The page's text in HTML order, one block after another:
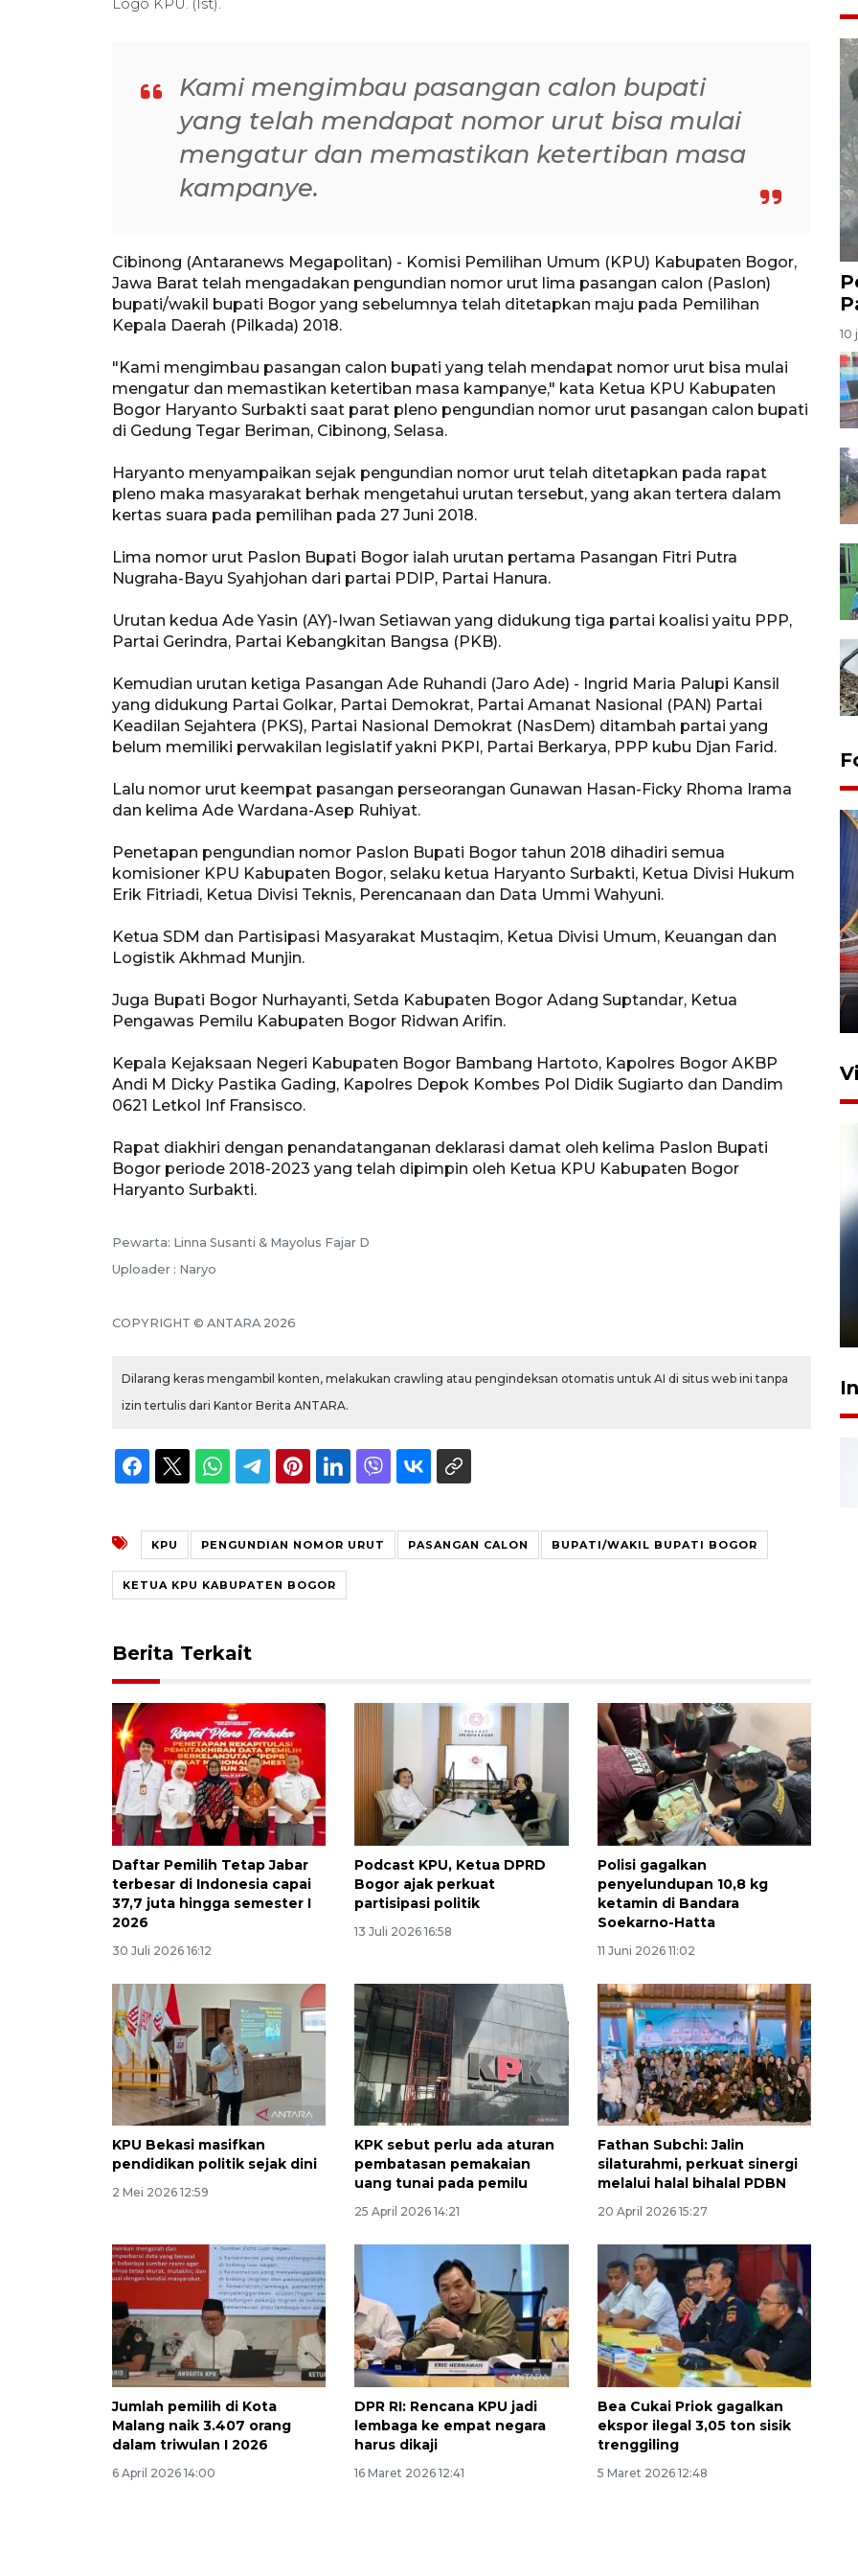
Logo KPU. (Ist).
Kami mengimbau pasangan calon bupati
yang telah mendapat nomor urut bisa mulai
mengatur dan memastikan ketertiban masa
kampanye.
Cibinong (Antaranews Megapolitan) - Komisi Pemilihan Umum (KPU) Kabupaten Bogor,
Jawa Barat telah mengadakan pengundian nomor urut lima pasangan calon (Paslon)
bupati/wakil bupati Bogor yang sebelumnya telah ditetapkan maju pada Pemilihan
Kepala Daerah (Pilkada) 2018.
"Kami mengimbau pasangan calon bupati yang telah mendapat nomor urut bisa mulai
mengatur dan memastikan ketertiban masa kampanye," kata Ketua KPU Kabupaten
Bogor Haryanto Surbakti saat parat pleno pengundian nomor urut pasangan calon bupati
di Gedung Tegar Beriman, Cibinong, Selasa.
Haryanto menyampaikan sejak pengundian nomor urut telah ditetapkan pada rapat
pleno maka masyarakat berhak mengetahui urutan tersebut, yang akan tertera dalam
kertas suara pada pemilihan pada 27 Juni 2018.
Lima nomor urut Paslon Bupati Bogor ialah urutan pertama Pasangan Fitri Putra
Nugraha-Bayu Syahjohan dari partai PDIP, Partai Hanura.
Urutan kedua Ade Yasin (AY)-Iwan Setiawan yang didukung tiga partai koalisi yaitu PPP,
Partai Gerindra, Partai Kebangkitan Bangsa (PKB).
Kemudian urutan ketiga Pasangan Ade Ruhandi (Jaro Ade) - Ingrid Maria Palupi Kansil
yang didukung Partai Golkar, Partai Demokrat, Partai Amanat Nasional (PAN) Partai
Keadilan Sejahtera (PKS), Partai Nasional Demokrat (NasDem) ditambah partai yang
belum memiliki perwakilan legislatif yakni PKPI, Partai Berkarya, PPP kubu Djan Farid.
Lalu nomor urut keempat pasangan perseorangan Gunawan Hasan-Ficky Rhoma Irama
dan kelima Ade Wardana-Asep Ruhiyat.
Penetapan pengundian nomor Paslon Bupati Bogor tahun 2018 dihadiri semua
komisioner KPU Kabupaten Bogor, selaku ketua Haryanto Surbakti, Ketua Divisi Hukum
Erik Fitriadi, Ketua Divisi Teknis, Perencanaan dan Data Ummi Wahyuni.
Ketua SDM dan Partisipasi Masyarakat Mustaqim, Ketua Divisi Umum, Keuangan dan
Logistik Akhmad Munjin.
Juga Bupati Bogor Nurhayanti, Setda Kabupaten Bogor Adang Suptandar, Ketua
Pengawas Pemilu Kabupaten Bogor Ridwan Arifin.
Kepala Kejaksaan Negeri Kabupaten Bogor Bambang Hartoto, Kapolres Bogor AKBP
Andi M Dicky Pastika Gading, Kapolres Depok Kombes Pol Didik Sugiarto dan Dandim
0621 Letkol Inf Fransisco.
Rapat diakhiri dengan penandatanganan deklarasi damat oleh kelima Paslon Bupati
Bogor periode 2018-2023 yang telah dipimpin oleh Ketua KPU Kabupaten Bogor
Haryanto Surbakti.
Pewarta: Linna Susanti & Mayolus Fajar D
Uploader : Naryo
COPYRIGHT © ANTARA 2026
Dilarang keras mengambil konten, melakukan crawling atau pengindeksan otomatis untuk AI di situs web ini tanpa
izin tertulis dari Kantor Berita ANTARA.
KPU PENGUNDIAN NOMOR URUT PASANGAN CALON BUPATI/WAKIL BUPATI BOGOR
KETUA KPU KABUPATEN BOGOR
Berita Terkait
Daftar Pemilih Tetap Jabar
terbesar di Indonesia capai
37,7 juta hingga semester I
2026
30 Juli 2026 16:12
Podcast KPU, Ketua DPRD
Bogor ajak perkuat
partisipasi politik
13 Juli 2026 16:58
Polisi gagalkan
penyelundupan 10,8 kg
ketamin di Bandara
Soekarno-Hatta
11 Juni 2026 11:02
KPU Bekasi masifkan
pendidikan politik sejak dini
2 Mei 2026 12:59
KPK sebut perlu ada aturan
pembatasan pemakaian
uang tunai pada pemilu
25 April 2026 14:21
Fathan Subchi: Jalin
silaturahmi, perkuat sinergi
melalui halal bihalal PDBN
20 April 2026 15:27
Jumlah pemilih di Kota
Malang naik 3.407 orang
dalam triwulan I 2026
6 April 2026 14:00
DPR RI: Rencana KPU jadi
lembaga ke empat negara
harus dikaji
16 Maret 2026 12:41
Bea Cukai Priok gagalkan
ekspor ilegal 3,05 ton sisik
trenggiling
5 Maret 2026 12:48
10
Komisi V DPR tinjau
12 Juni 2026 18:49
160 ribu sambungan baru
jaringan gas 2026
2026-08-07 18:00:00